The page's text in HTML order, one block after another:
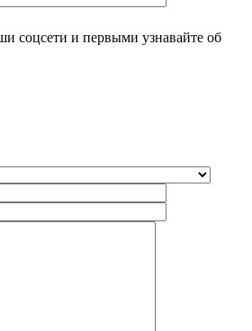
соцсети и первыми узнавайте об